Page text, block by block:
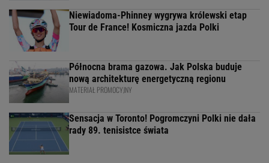
Niewiadoma-Phinney wygrywa królewski etap
Tour de France! Kosmiczna jazda Polki
Północna brama gazowa. Jak Polska buduje
nową architekturę energetyczną regionu
MATERIAŁ PROMOCYJNY
Sensacja w Toronto! Pogromczyni Polki nie dała
rady 89. tenisistce świata